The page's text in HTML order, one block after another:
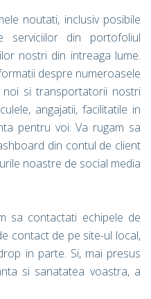
noutati, inclusiv posibile
serviciilor din portofoliul
nostri din intreaga lume.
despre numeroasele
si transportatorii nostri
angajatii, facilitatile in
pentru voi. Va rugam sa
din contul de client
noastre de social media
sa contactati echipele de
contact de pe site-ul local,
in parte. Si, mai presus
si sanatatea voastra, a